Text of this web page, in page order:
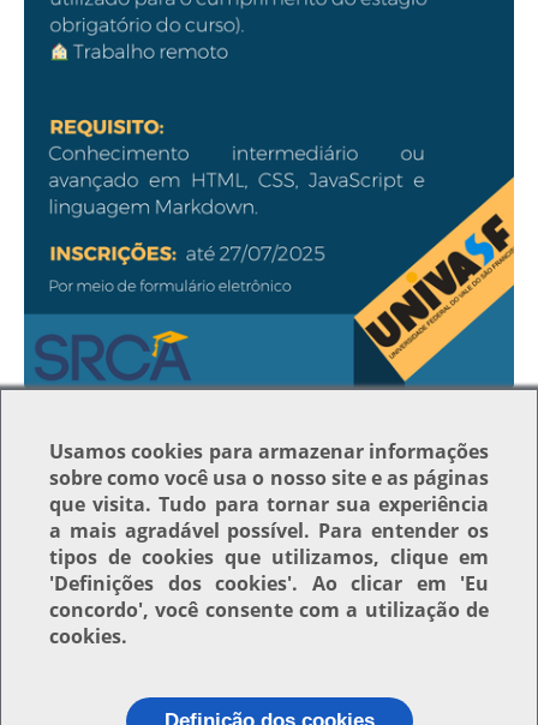
Voltar para o topo
Usamoscookies para armazenar informações
sobre como você usa o nosso site e as páginas
que visita. Tudo para tornar sua experiência
a mais agradável possível. Para entender os
tipos de cookies que utilizamos, clique em
'Definições dos cookies'. Ao clicar em 'Eu
concordo', você consente com a utilização de
cookies.